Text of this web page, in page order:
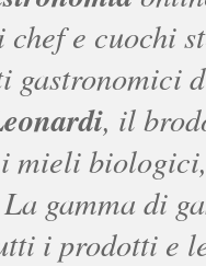
e cuochi
gastronomici
, il
mieli
gamma di
i prodotti e